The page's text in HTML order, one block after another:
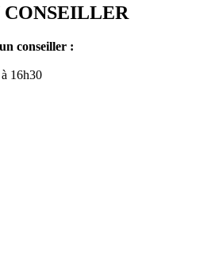
CONSEILLER
conseiller :
16h30